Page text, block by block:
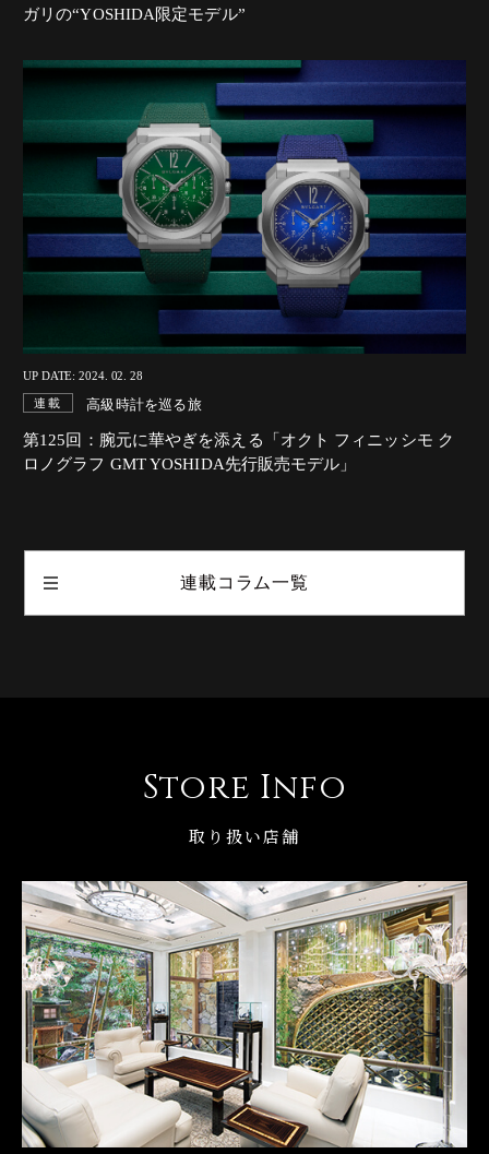
ガリの“YOSHIDA限定モデル”
UP DATE: 2024. 02. 28
連載 高級時計を巡る旅
第125回：腕元に華やぎを添える「オクト フィニッシモ ク
ロノグラフ GMT YOSHIDA先行販売モデル」
連載コラム一覧
Store Info
取り扱い店舗